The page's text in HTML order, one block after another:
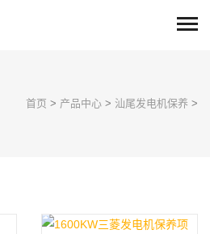
首页 > 产品中心 > 汕尾发电机保养 >